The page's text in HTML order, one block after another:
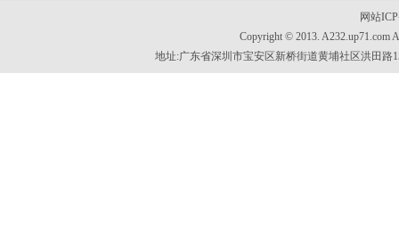
网站
Copyright © 2013. A232.up71.com
地址:广东省深圳市宝安区新桥街道黄埔社区洪田路